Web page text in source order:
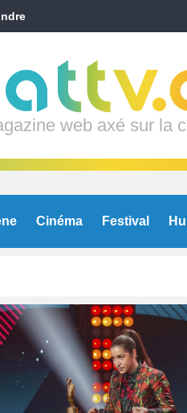
web axé sur la
Cinéma Festival